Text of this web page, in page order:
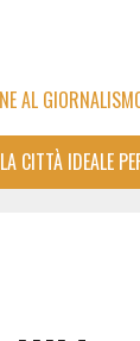
AL
LA CITTÀ IDEALE